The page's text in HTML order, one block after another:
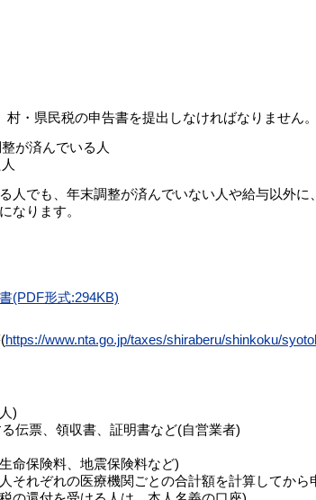
・県民税の申告書を提出しなければなりません
が済んでいる人
でも、年末調整が済んでいない人や給与以外
なります。
(PDF形式:294KB)
https://www.nta.go.jp/taxes/shiraberu/shinkoku/
)
伝票、領収書、証明書など(自営業者)
命保険料、地震保険料など)
それぞれの医療機関ごとの合計額を計算してから